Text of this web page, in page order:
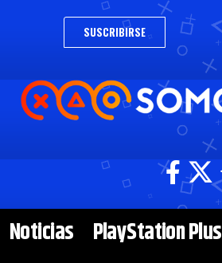
SUSCRIBIRSE
Noticias
PlayStation Plus